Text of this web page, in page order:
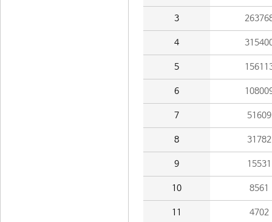
3
4
5
6
7 51609
8 31782
9 15531
10 8561
11 4702